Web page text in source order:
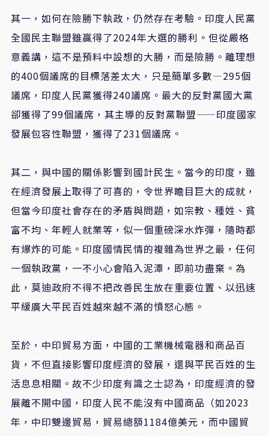
其一，如何在險勝下執政，仍然存在考驗。印度人民黨
全國民主聯盟雖贏得了2024年大選的勝利。但從嚴格
意義講，這不是預料中設想的大勝，而是險勝。離理想
的400個議席的目標落差太大，只是簡單多數—295個
議席，印度人民黨獲得240議席。最大的反對黨國大黨
卻獲得了99個議席，其主導的反對黨聯盟——印度國家
發展包容性聯盟，獲得了231個議席。
其二，與中國的關係影響到國計民生。當今的印度，雖
在經濟發展上取得了可喜的，令世界瞻目巨大的成就，
但當今印度社會存在的矛盾與問題，如宗教、種姓、貧
富不均、年輕人就業等，似一個重磅深水炸彈，隨時都
有爆炸的可能。印度國情民情的複雜為世界之最，任何
一個執政黨，一不小心會陷入泥潭，即前功盡棄。為
此，莫迪政府不得不把改善民生放在重要位置、以迅速
平緩廣大平民百姓越來越不滿的憤怒心態。
至於，中印貿易方面，中國的工業機械電器和商品百
貨，不但直接影響印度經濟的發展，還與平民百姓的生
活息息相關。故不少印度有識之士認為，印度經濟的發
展離不開中國，印度人民不能沒有中國商品（如2023
年，中印雙邊貿易，貿易總額1184億美元，而中國貿